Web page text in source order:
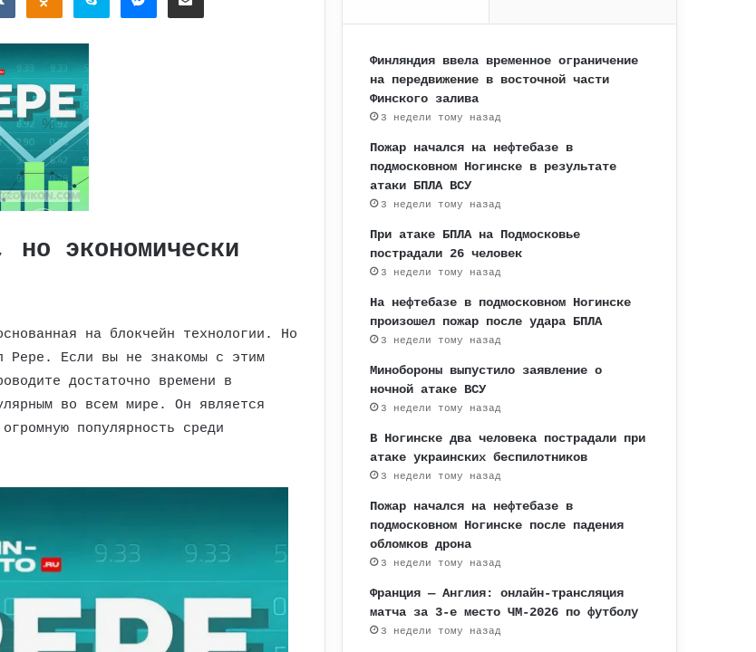
но экономически
на блокчейн технологии. Но
Pepe. Если вы не знакомы с этим
достаточно времени в
во всем мире. Он является
популярность среди
Финляндия ввела временное ограничение
на передвижение в восточной части
Финского залива
3 недели тому назад
Пожар начался на нефтебазе в
подмосковном Ногинске в результате
атаки БПЛА ВСУ
3 недели тому назад
При атаке БПЛА на Подмосковье
пострадали 26 человек
3 недели тому назад
На нефтебазе в подмосковном Ногинске
произошел пожар после удара БПЛА
3 недели тому назад
Минобороны выпустило заявление о
ночной атаке ВСУ
3 недели тому назад
В Ногинске два человека пострадали при
атаке украинских беспилотников
3 недели тому назад
Пожар начался на нефтебазе в
подмосковном Ногинске после падения
обломков дрона
3 недели тому назад
Франция — Англия: онлайн-трансляция
матча за 3-е место ЧМ-2026 по футболу
3 недели тому назад